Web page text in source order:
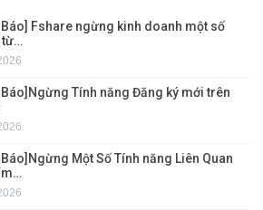
Báo] Fshare ngừng kinh doanh một số
từ…
Báo]Ngừng Tính năng Đăng ký mới trên
Một Số Tính năng Liên Quan